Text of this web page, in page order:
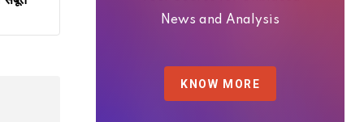
News and Analysis
KNOW MORE